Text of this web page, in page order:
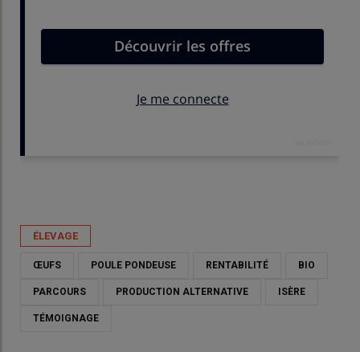
ÉLEVAGE
ŒUFS POULE PONDEUSE RENTABILITÉ BIO
PARCOURS PRODUCTION ALTERNATIVE ISÈRE
TÉMOIGNAGE